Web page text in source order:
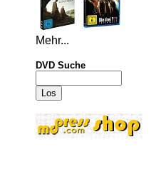
Mehr...
DVD Suche